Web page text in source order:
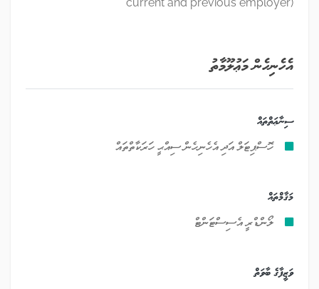
އެހެނިހެން މަޢުލޫމާތު
ސިނާޢަތްތައް
ހޮސްޕިޓަލް އަދި އެހެނިހެން ސިއްޙީ ހަރަކާތްތައް
މަޤާމްތައް
ލޯންޑްރީ އެސިސްޓަންޓް
ވަޒީފާގެ ބާވަތް